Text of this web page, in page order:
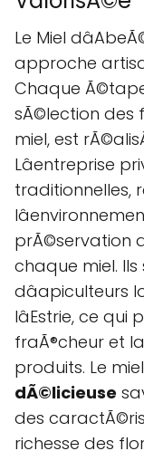
Le Miel
approche
Chaque
sÃ©lection des
miel, est
Lâentreprise
traditionnelles,
prÃ©servation
chaque miel. Ils
lâEstrie, ce
fraÃ®cheur et
produits. Le
dÃ©licieuse
des
richesse des